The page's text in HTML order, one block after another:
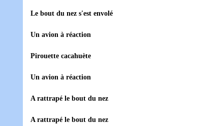
Le bout du nez s'est envolé
Un avion à réaction
Pirouette cacahuète
Un avion à réaction
A rattrapé le bout du nez
A rattrapé le bout du nez